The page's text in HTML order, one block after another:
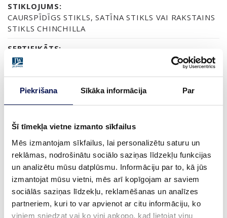
Piekrišana Sīkāka informācija Par
Šī tīmekļa vietne izmanto sīkfailus
Mēs izmantojam sīkfailus, lai personalizētu saturu un
reklāmas, nodrošinātu sociālo saziņas līdzekļu funkcijas
un analizētu mūsu datplūsmu. Informāciju par to, kā jūs
izmantojat mūsu vietni, mēs arī kopīgojam ar saviem
sociālās saziņas līdzekļu, reklamēšanas un analīzes
partneriem, kuri to var apvienot ar citu informāciju, ko
viņiem sniedzat vai ko viņi apkopo, kad lietojat viņu
STIKLOJUMS:
CAURSPĪDĪGS STIKLS, SATĪNA STIKLS VAI RAKSTAINS
STIKLS CHINCHILLA
SERTIFIKĀTS:
70% PEFC
GARANTIJA:
2 GADU PRODUKTA GARANTIJA
NCS S0502-YNCS S0500-NNCS S1502-G50YNCS S5500-NNCS S9000-N
VAIRĀK